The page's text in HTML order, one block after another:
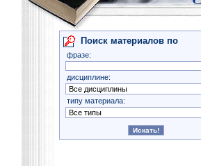
Поиск материалов по
фразе:
дисциплине:
типу материала: